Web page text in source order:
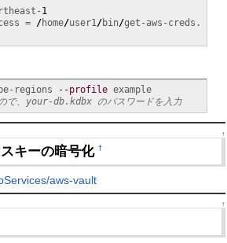
1
= /home/user1 /bin/get-aws-creds.
regions --profile
example
で、your-db.kdbx のパスワードを入力
↑
キーの暗号化†
aws-vault
↑